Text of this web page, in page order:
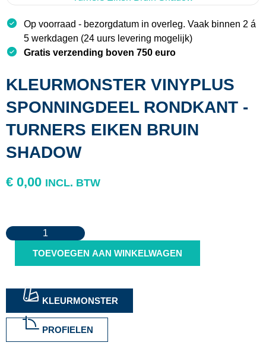
Op voorraad - bezorgdatum in overleg. Vaak binnen 2 á
5 werkdagen (24 uurs levering mogelijk)
Gratis verzending boven 750 euro
KLEURMONSTER VINYPLUS
SPONNINGDEEL RONDKANT -
TURNERS EIKEN BRUIN
SHADOW
€ 0,00 INCL. BTW
Kleurmonster
VinyPlus
Sponningdeel
Rondkant
Eiken
Bruin
aantal
TOEVOEGEN AAN WINKELWAGEN
KLEURMONSTER
PROFIELEN